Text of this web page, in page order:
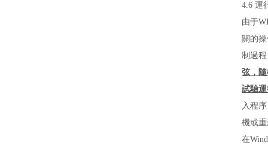
4.6 運
由于
關的
制過
弦，
試驗
入程
機或
在